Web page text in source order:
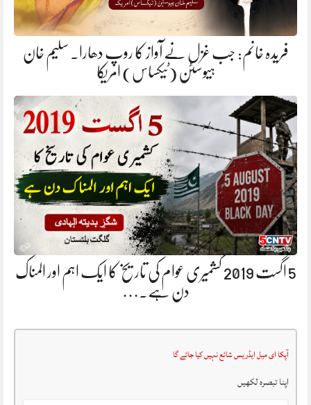
فریدہ خانم: جب غزل نے آواز کا روپ دھارا. سلیم خان
ہیوسٹن (ٹیکساس) امریکا
5 اگست 2019 کشمیری عوام کی تاریخ کا ایک اہم اور المناک
دن ہے.…
آپکا ای میل ایڈریس شائع نہیں کیا جائے گا
اپنا تبصرہ لکھیں